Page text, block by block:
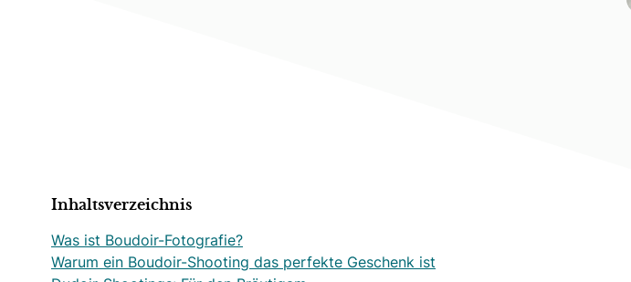
Inhaltsverzeichnis
Was ist Boudoir-Fotografie?
Warum ein Boudoir-Shooting das perfekte Geschenk ist